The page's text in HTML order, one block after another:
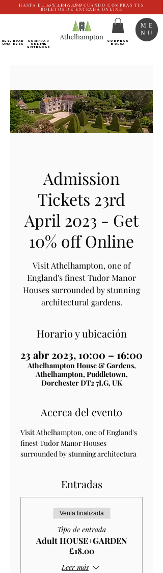
HASTA EL 10% APAGADO CUANDO COMPRAS TUS
BOLETOS DE ENTRADA ONLINE
RESERVAR
UNA MESA
Comprar
ONLINE
Entradas
COMPRAS
BOLSA
ME
NU
Admission
Tickets 23rd
April 2023 - Get
10% off Online
Visit Athelhampton, one of
England's finest Tudor Manor
Houses surrounded by stunning
architectural gardens.
Horario y ubicación
23 abr 2023, 10:00 – 16:00
Athelhampton House & Gardens,
Athelhampton, Puddletown,
Dorchester DT2 7LG, UK
Acerca del evento
Visit Athelhampton, one of England's
finest Tudor Manor Houses
surrounded by stunning architectura
Entradas
Venta finalizada
Tipo de entrada
Adult HOUSE+GARDEN
£18.00
Leer más